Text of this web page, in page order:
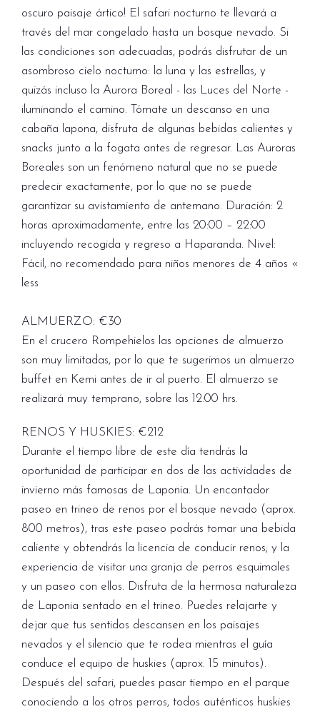
oscuro paisaje ártico! El safari nocturno te llevará a
través del mar congelado hasta un bosque nevado. Si
las condiciones son adecuadas, podrás disfrutar de un
asombroso cielo nocturno: la luna y las estrellas, y
quizás incluso la Aurora Boreal - las Luces del Norte -
iluminando el camino. Tómate un descanso en una
cabaña lapona, disfruta de algunas bebidas calientes y
snacks junto a la fogata antes de regresar. Las Auroras
Boreales son un fenómeno natural que no se puede
predecir exactamente, por lo que no se puede
garantizar su avistamiento de antemano. Duración: 2
horas aproximadamente, entre las 20:00 – 22:00
incluyendo recogida y regreso a Haparanda. Nivel:
Fácil, no recomendado para niños menores de 4 años «
less
ALMUERZO: €30
En el crucero Rompehielos las opciones de almuerzo
son muy limitadas, por lo que te sugerimos un almuerzo
buffet en Kemi antes de ir al puerto. El almuerzo se
realizará muy temprano, sobre las 12:00 hrs.
RENOS Y HUSKIES: €212
Durante el tiempo libre de este día tendrás la
oportunidad de participar en dos de las actividades de
invierno más famosas de Laponia. Un encantador
paseo en trineo de renos por el bosque nevado (aprox.
800 metros), tras este paseo podrás tomar una bebida
caliente y obtendrás la licencia de conducir renos; y la
experiencia de visitar una granja de perros esquimales
y un paseo con ellos. Disfruta de la hermosa naturaleza
de Laponia sentado en el trineo. Puedes relajarte y
dejar que tus sentidos descansen en los paisajes
nevados y el silencio que te rodea mientras el guía
conduce el equipo de huskies (aprox. 15 minutos).
Después del safari, puedes pasar tiempo en el parque
conociendo a los otros perros, todos auténticos huskies